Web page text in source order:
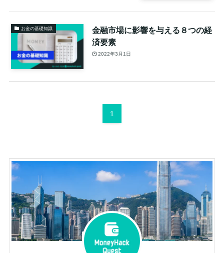
お金の基礎知識
金融市場に影響を与える８つの経
済要素
2022年3月1日
1